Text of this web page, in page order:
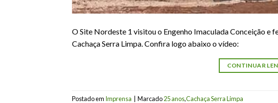
O Site Nordeste 1 visitou o Engenho Imaculada Conceição e
Cachaça Serra Limpa. Confira logo abaixo o vídeo:
CONTINUAR
Postado em Imprensa Marcado25 anos,Cachaça Serra Limpa